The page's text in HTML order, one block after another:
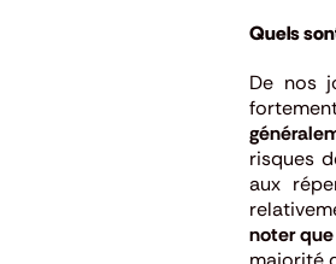
Quels
De nos
risques
aux
noter